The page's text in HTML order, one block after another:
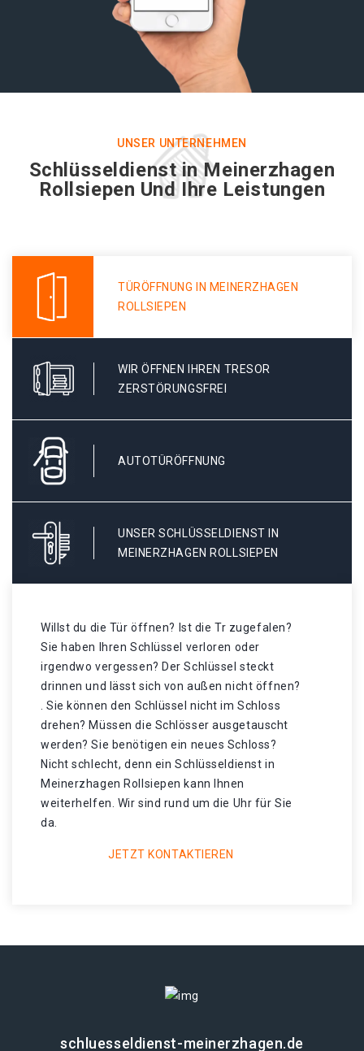
UNSER UNTERNEHMEN
Schlüsseldienst in Meinerzhagen
Rollsiepen Und Ihre Leistungen
TÜRÖFFNUNG IN MEINERZHAGEN
ROLLSIEPEN
WIR ÖFFNEN IHREN TRESOR
ZERSTÖRUNGSFREI
AUTOTÜRÖFFNUNG
UNSER SCHLÜSSELDIENST IN
MEINERZHAGEN ROLLSIEPEN
Willst du die Tür öffnen? Ist die Tr zugefalen?
Sie haben Ihren Schlüssel verloren oder
irgendwo vergessen? Der Schlüssel steckt
drinnen und lässt sich von außen nicht öffnen?
. Sie können den Schlüssel nicht im Schloss
drehen? Müssen die Schlösser ausgetauscht
werden? Sie benötigen ein neues Schloss?
Nicht schlecht, denn ein Schlüsseldienst in
Meinerzhagen Rollsiepen kann Ihnen
weiterhelfen. Wir sind rund um die Uhr für Sie
da.
JETZT KONTAKTIEREN
schluesseldienst-meinerzhagen.de